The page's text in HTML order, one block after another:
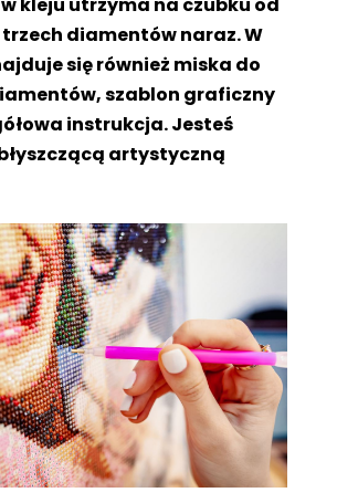
kleju utrzyma na czubku od
diamentów naraz. W
się również miska do
szablon graficzny
instrukcja. Jesteś
artystyczną